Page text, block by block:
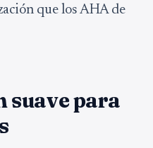
que los AHA de
suave para